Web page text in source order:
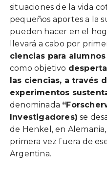
situaciones de la vida
pequeños aportes a la
pueden hacer en el
llevará a cabo por
ciencias para alumnos
como objetivo
las ciencias, a través
experimentos
denominada
Investigadores) se
de Henkel, en
primera vez fuera de
Argentina.